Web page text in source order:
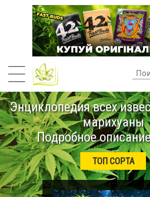
Энциклопедия всех
марихуаны
Подробное
ТОП СОРТА